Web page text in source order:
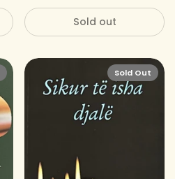
Sold out
Sold Out